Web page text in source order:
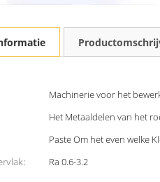
Machinerie voor het
Het Metaaldelen van het
Paste Om het even welke
Ra 0.6-3.2